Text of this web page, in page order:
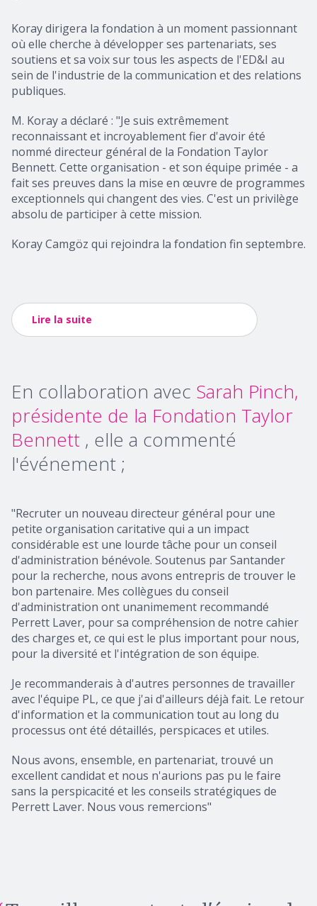
Koray dirigera la fondation à un moment passionnant
où elle cherche à développer ses partenariats, ses
soutiens et sa voix sur tous les aspects de l'ED&I au
sein de l'industrie de la communication et des relations
publiques.
M. Koray a déclaré : "Je suis extrêmement
reconnaissant et incroyablement fier d'avoir été
nommé directeur général de la Fondation Taylor
Bennett. Cette organisation - et son équipe primée - a
fait ses preuves dans la mise en œuvre de programmes
exceptionnels qui changent des vies. C'est un privilège
absolu de participer à cette mission.
Koray Camgöz qui rejoindra la fondation fin septembre.
Lire la suite
En collaboration avec Sarah Pinch,
présidente de la Fondation Taylor
Bennett , elle a commenté
l'événement ;
"Recruter un nouveau directeur général pour une
petite organisation caritative qui a un impact
considérable est une lourde tâche pour un conseil
d'administration bénévole. Soutenus par Santander
pour la recherche, nous avons entrepris de trouver le
bon partenaire. Mes collègues du conseil
d'administration ont unanimement recommandé
Perrett Laver, pour sa compréhension de notre cahier
des charges et, ce qui est le plus important pour nous,
pour la diversité et l'intégration de son équipe.
Je recommanderais à d'autres personnes de travailler
avec l'équipe PL, ce que j'ai d'ailleurs déjà fait. Le retour
d'information et la communication tout au long du
processus ont été détaillés, perspicaces et utiles.
Nous avons, ensemble, en partenariat, trouvé un
excellent candidat et nous n'aurions pas pu le faire
sans la perspicacité et les conseils stratégiques de
Perrett Laver. Nous vous remercions"